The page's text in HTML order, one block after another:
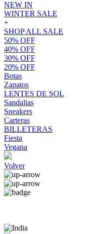
NEW IN
WINTER SALE
+
SHOP ALL SALE
50% OFF
40% OFF
30% OFF
20% OFF
Botas
Zapatos
LENTES DE SOL
Sandalias
Sneakers
Carteras
BILLETERAS
Fiesta
Vegana
Volver